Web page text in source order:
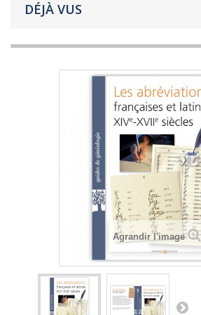
DÉJÀ VUS
Agrandir l'image